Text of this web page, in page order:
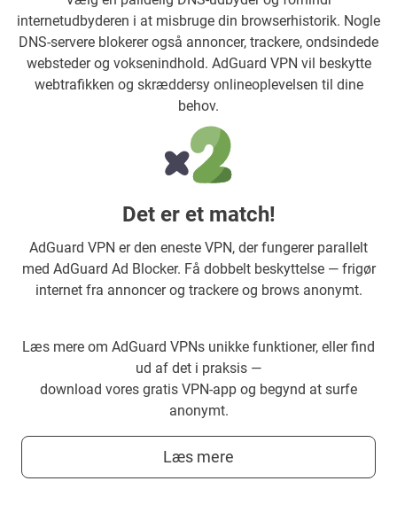
internetudbyderen i at misbruge din browserhistorik. Nogle
DNS-servere blokerer også annoncer, trackere, ondsindede
websteder og voksenindhold. AdGuard VPN vil beskytte
webtrafikken og skræddersy onlineoplevelsen til dine
behov.
Det er et match!
AdGuard VPN er den eneste VPN, der fungerer parallelt
med AdGuard Ad Blocker. Få dobbelt beskyttelse — frigør
internet fra annoncer og trackere og brows anonymt.
Læs mere om AdGuard VPNs unikke funktioner, eller find
ud af det i praksis —
download vores gratis VPN-app og begynd at surfe
anonymt.
Læs mere